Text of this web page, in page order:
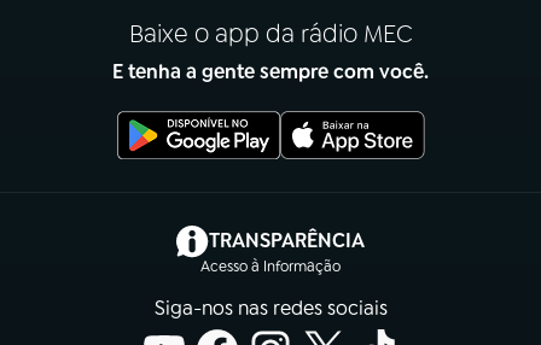
Baixe o app da rádio MEC
E tenha a gente sempre com você.
TRANSPARÊNCIA
Acesso à Informação
(abre em nova aba)
Siga-nos nas redes sociais